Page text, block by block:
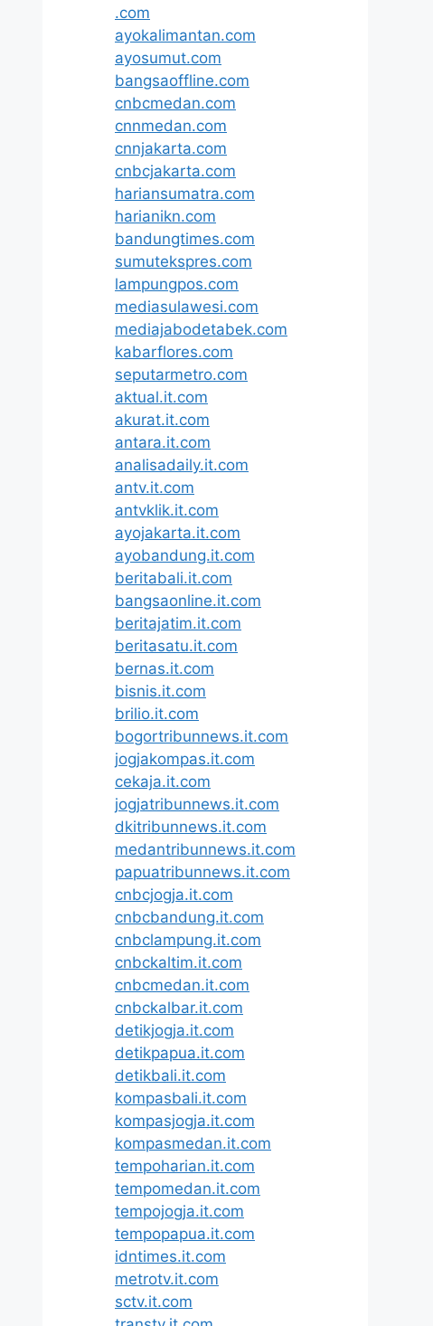
.com
ayokalimantan.com
ayosumut.com
bangsaoffline.com
cnbcmedan.com
cnnmedan.com
cnnjakarta.com
cnbcjakarta.com
hariansumatra.com
harianikn.com
bandungtimes.com
sumutekspres.com
lampungpos.com
mediasulawesi.com
mediajabodetabek.com
kabarflores.com
seputarmetro.com
aktual.it.com
akurat.it.com
antara.it.com
analisadaily.it.com
antv.it.com
antvklik.it.com
ayojakarta.it.com
ayobandung.it.com
beritabali.it.com
bangsaonline.it.com
beritajatim.it.com
beritasatu.it.com
bernas.it.com
bisnis.it.com
brilio.it.com
bogortribunnews.it.com
jogjakompas.it.com
cekaja.it.com
jogjatribunnews.it.com
dkitribunnews.it.com
medantribunnews.it.com
papuatribunnews.it.com
cnbcjogja.it.com
cnbcbandung.it.com
cnbclampung.it.com
cnbckaltim.it.com
cnbcmedan.it.com
cnbckalbar.it.com
detikjogja.it.com
detikpapua.it.com
detikbali.it.com
kompasbali.it.com
kompasjogja.it.com
kompasmedan.it.com
tempoharian.it.com
tempomedan.it.com
tempojogja.it.com
tempopapua.it.com
idntimes.it.com
metrotv.it.com
sctv.it.com